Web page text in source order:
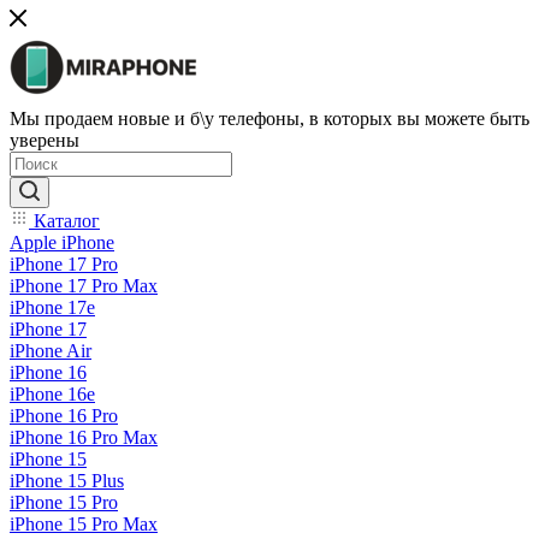
Мы продаем новые и б\у телефоны, в которых вы можете быть
уверены
Каталог
Apple iPhone
iPhone 17 Pro
iPhone 17 Pro Max
iPhone 17e
iPhone 17
iPhone Air
iPhone 16
iPhone 16e
iPhone 16 Pro
iPhone 16 Pro Max
iPhone 15
iPhone 15 Plus
iPhone 15 Pro
iPhone 15 Pro Max